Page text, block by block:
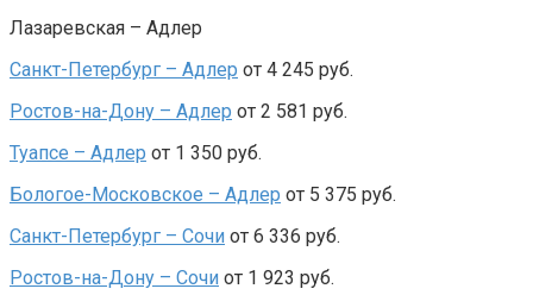
Лазаревская – Адлер
Санкт-Петербург – Адлер от 4 245 руб.
Ростов-на-Дону – Адлер от 2 581 руб.
Туапсе – Адлер от 1 350 руб.
Бологое-Московское – Адлер от 5 375 руб.
Санкт-Петербург – Сочи от 6 336 руб.
Ростов-на-Дону – Сочи от 1 923 руб.